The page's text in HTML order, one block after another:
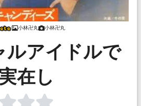
小林卍丸 小林卍丸
ルアイドルで
在し